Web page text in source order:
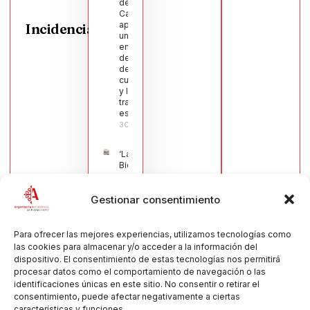
Gestionar consentimiento
Para ofrecer las mejores experiencias, utilizamos tecnologías como
las cookies para almacenar y/o acceder a la información del
dispositivo. El consentimiento de estas tecnologías nos permitirá
procesar datos como el comportamiento de navegación o las
identificaciones únicas en este sitio. No consentir o retirar el
consentimiento, puede afectar negativamente a ciertas
Incidencias
de
Calatrava
aprueba
una moción
en defensa
del sector
de la
cuchillería
y la navaja
tradicional
española
30/07/2026
‘La
Bienvenida’,
estampa de
de la Virgen
Muñoz
Muñoz,
anuncia las
Fiestas
Patronales
2026
30/07/2026